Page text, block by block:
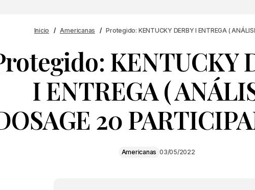
Inicio Americanas Protegido: KENTUCKY DERBY I ENTREGA (
KENTUCKY
I ENTREGA (
20
Americanas 03/05/2022